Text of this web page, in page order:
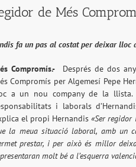
de Més
fa un pas al costat per deixar lloc
Compromís.- Després de dos
Compromís per Algemesí Pepe
a un nou company de la llista.
i laborals
el propi Hernandis «Ser regidor
la meua situació laboral, amb un
prestar, i per això és millor
molt bé a l’esquerra